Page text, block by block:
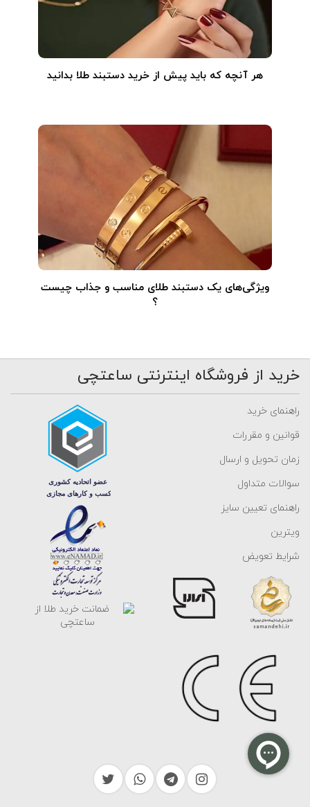
هر آنچه که باید پیش از خرید دستبند طلا بدانید
ویژگی‌های یک دستبند طلای مناسب و جذاب چیست
؟
خرید از فروشگاه اینترنتی ساعتچی
راهنمای خرید
قوانین و مقررات
زمان تحویل و ارسال
سوالات متداول
راهنمای تعیین سایز
ویترین
شرایط تعویض